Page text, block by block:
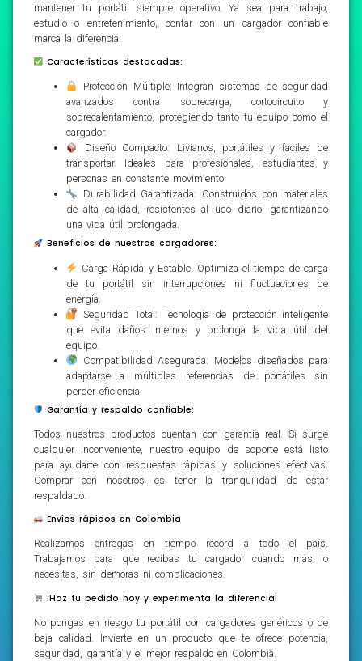
mantener tu portátil siempre operativo. Ya sea para trabajo,
estudio o entretenimiento, contar con un cargador confiable
marca la diferencia.
Características destacadas:
Protección Múltiple: Integran sistemas de seguridad
avanzados contra sobrecarga, cortocircuito y
sobrecalentamiento, protegiendo tanto tu equipo como el
cargador.
Diseño Compacto: Livianos, portátiles y fáciles de
transportar. Ideales para profesionales, estudiantes y
personas en constante movimiento.
Durabilidad Garantizada: Construidos con materiales
de alta calidad, resistentes al uso diario, garantizando
una vida útil prolongada.
Beneficios de nuestros cargadores:
Carga Rápida y Estable: Optimiza el tiempo de carga
de tu portátil sin interrupciones ni fluctuaciones de
energía.
Seguridad Total: Tecnología de protección inteligente
que evita daños internos y prolonga la vida útil del
equipo.
Compatibilidad Asegurada: Modelos diseñados para
adaptarse a múltiples referencias de portátiles sin
perder eficiencia.
Garantía y respaldo confiable:
Todos nuestros productos cuentan con garantía real. Si surge
cualquier inconveniente, nuestro equipo de soporte está listo
para ayudarte con respuestas rápidas y soluciones efectivas.
Comprar con nosotros es tener la tranquilidad de estar
respaldado.
Envíos rápidos en Colombia
Realizamos entregas en tiempo récord a todo el país.
Trabajamos para que recibas tu cargador cuando más lo
necesitas, sin demoras ni complicaciones.
¡Haz tu pedido hoy y experimenta la diferencia!
No pongas en riesgo tu portátil con cargadores genéricos o de
baja calidad. Invierte en un producto que te ofrece potencia,
seguridad, garantía y el mejor respaldo en Colombia.